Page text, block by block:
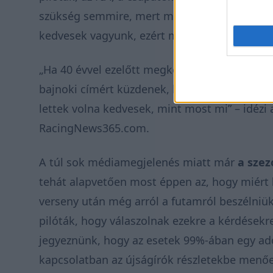
szükség semmire, mert most rengeteg
kedvesek vagyunk, ezért minden kérdésre
„Ha 40 évvel ezelőtt megkérdezték volna
bajnoki címért küzdenek, hogy mit
lettek volna kedvesek, mint most mi” –idézi
RacingNews365.com.
A túl sok médiamegjelenés miatt már a
tehát alapvetően most éppen az, hogy
verseny után még arról a futamról
pilóták, hogy válaszolnak ezekre a
jegyeznünk, hogy az esetek 99%-ában egy
kapcsolatban az újságírók részletekbe